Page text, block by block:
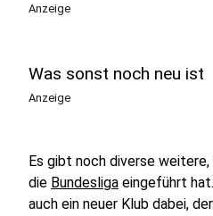
Anzeige
Was sonst noch neu ist
Anzeige
Es gibt noch diverse
die Bundesliga eingeführt
auch ein neuer Klub dabei,